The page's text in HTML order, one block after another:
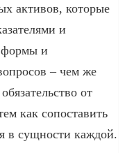
активов, которые
и
формы и
– чем же
от
как сопоставить
в сущности каждой.